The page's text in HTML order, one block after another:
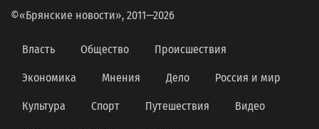
©«Брянские новости», 2011—2026
Власть Общество Происшествия
Экономика Мнения Дело Россия и мир
Культура Спорт Путешествия Видео